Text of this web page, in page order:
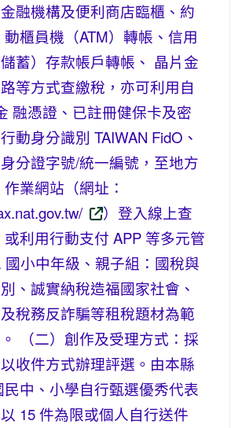
融機構及便利商店臨櫃、約
櫃員機（ATM）轉帳、信用
蓄）存款帳戶轉帳、 晶片金
等方式查繳稅，亦可利用自
融憑證、已註冊健保卡及密
動身分識別 TAIWAN FidO、
分證字號/統一編號，至地方
業網站（網址：
）登入線上查
利用行動支付 APP 等多元管
國小中年級、親子組：國稅與
、誠實納稅造福國家社會、
稅務反詐騙等租稅題材為範
（二）創作及受理方式：採
收件方式辦理評選。由本縣
中、小學自行甄選優秀代表
15 件為限或個人自行送件